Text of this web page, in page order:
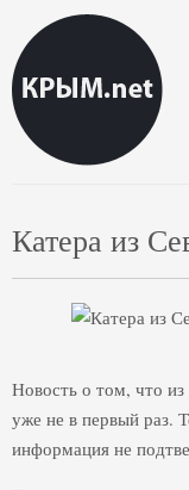
Катера из
Новость о том, что из
уже не в первый раз.
информация не